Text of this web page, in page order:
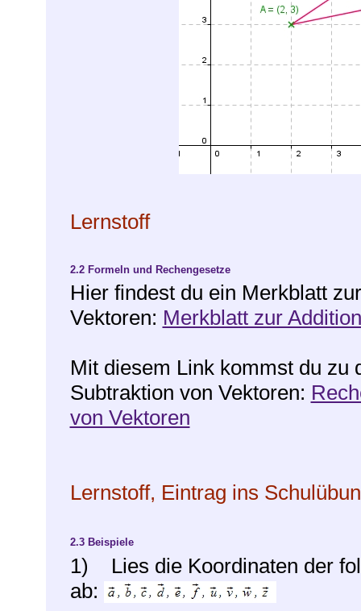
Lernstoff
2.2 Formeln und Rechengesetze
Hier findest du ein Merkblatt
Vektoren: Merkblatt zur
Mit diesem Link kommst du zu
Subtraktion von Vektoren:
von Vektoren
Lernstoff, Eintrag ins
2.3 Beispiele
1) Lies die Koordinaten der
ab: